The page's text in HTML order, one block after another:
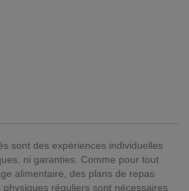
sont des expériences individuelles
ni garanties. Comme pour tout
alimentaire, des plans de repas
réguliers sont nécessaires